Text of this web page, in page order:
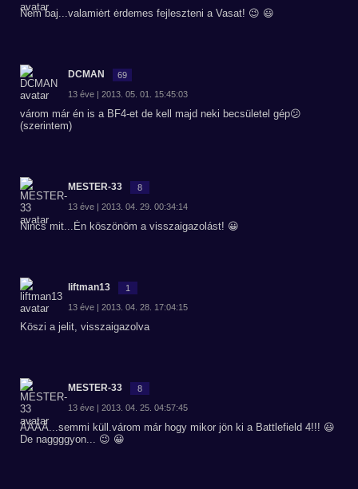
Nem baj...valamiėrt ėrdemes fejleszteni a Vasat! 😉 😃
DCMAN 69
13 éve | 2013. 05. 01. 15:45:03
várom már én is a BF4-et de kell majd neki becsületel gép😕
(szerintem)
MESTER-33 8
13 éve | 2013. 04. 29. 00:34:14
Nincs mit...Ėn köszönöm a visszaigazolást! 😀
liftman13 1
13 éve | 2013. 04. 28. 17:04:15
Köszi a jelit, visszaigazolva
MESTER-33 8
13 éve | 2013. 04. 25. 04:57:45
ÁÁÁÁ...semmi küll.várom már hogy mikor jön ki a Battlefield 4!!! 😃
De naggggyon... 😉 😀